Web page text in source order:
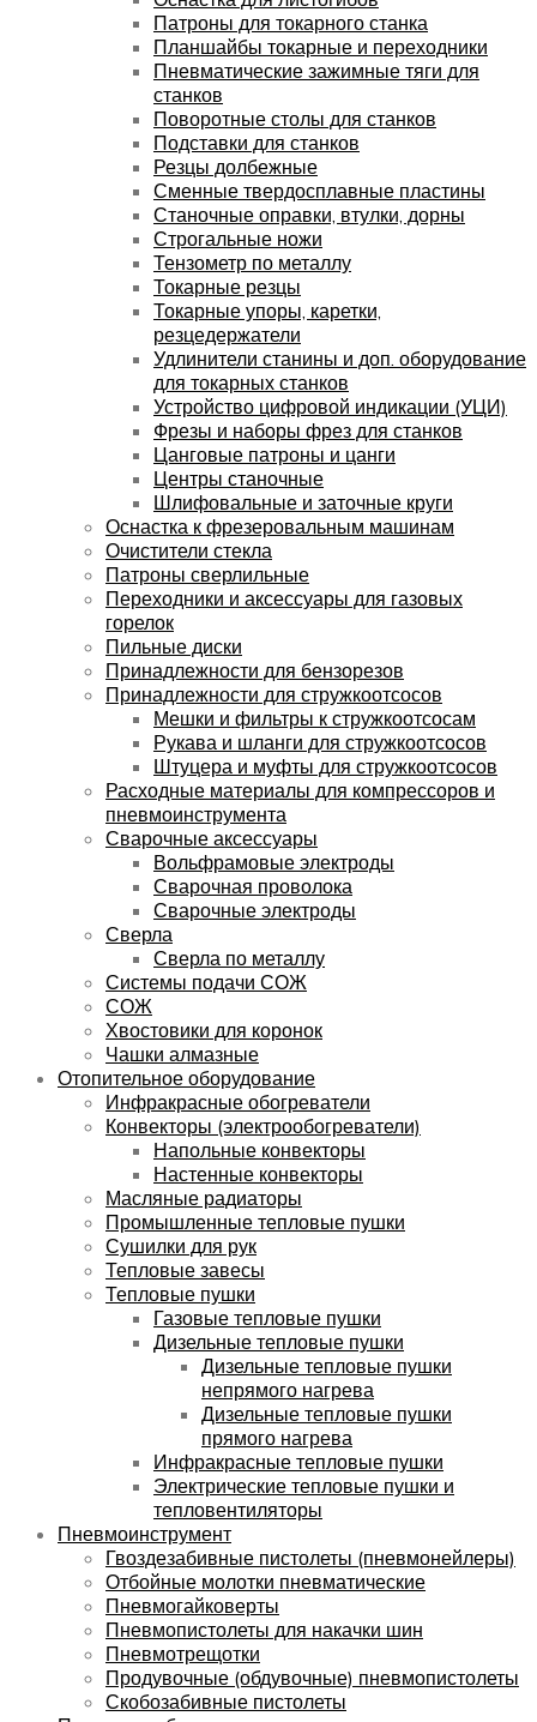
Патроны для токарного станка
Планшайбы токарные и переходники
Пневматические зажимные тяги для
станков
Поворотные столы для станков
Подставки для станков
Резцы долбежные
Сменные твердосплавные пластины
Станочные оправки, втулки, дорны
Строгальные ножи
Тензометр по металлу
Токарные резцы
Токарные упоры, каретки,
резцедержатели
Удлинители станины и доп. оборудование
для токарных станков
Устройство цифровой индикации (УЦИ)
Фрезы и наборы фрез для станков
Цанговые патроны и цанги
Центры станочные
Шлифовальные и заточные круги
Оснастка к фрезеровальным машинам
Очистители стекла
Патроны сверлильные
Переходники и аксессуары для газовых
горелок
Пильные диски
Принадлежности для бензорезов
Принадлежности для стружкоотсосов
Мешки и фильтры к стружкоотсосам
Рукава и шланги для стружкоотсосов
Штуцера и муфты для стружкоотсосов
Расходные материалы для компрессоров и
пневмоинструмента
Сварочные аксессуары
Вольфрамовые электроды
Сварочная проволока
Сварочные электроды
Сверла
Сверла по металлу
Системы подачи СОЖ
СОЖ
Хвостовики для коронок
Чашки алмазные
Отопительное оборудование
Инфракрасные обогреватели
Конвекторы (электрообогреватели)
Напольные конвекторы
Настенные конвекторы
Масляные радиаторы
Промышленные тепловые пушки
Сушилки для рук
Тепловые завесы
Тепловые пушки
Газовые тепловые пушки
Дизельные тепловые пушки
Дизельные тепловые пушки
непрямого нагрева
Дизельные тепловые пушки
прямого нагрева
Инфракрасные тепловые пушки
Электрические тепловые пушки и
тепловентиляторы
Пневмоинструмент
Гвоздезабивные пистолеты (пневмонейлеры)
Отбойные молотки пневматические
Пневмогайковерты
Пневмопистолеты для накачки шин
Пневмотрещотки
Продувочные (обдувочные) пневмопистолеты
Скобозабивные пистолеты